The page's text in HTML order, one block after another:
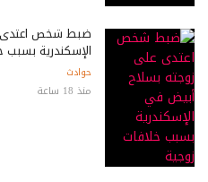
ضبط شخص اعتدى
الإسكندرية بسبب
حوادث
منذ 18 ساعة